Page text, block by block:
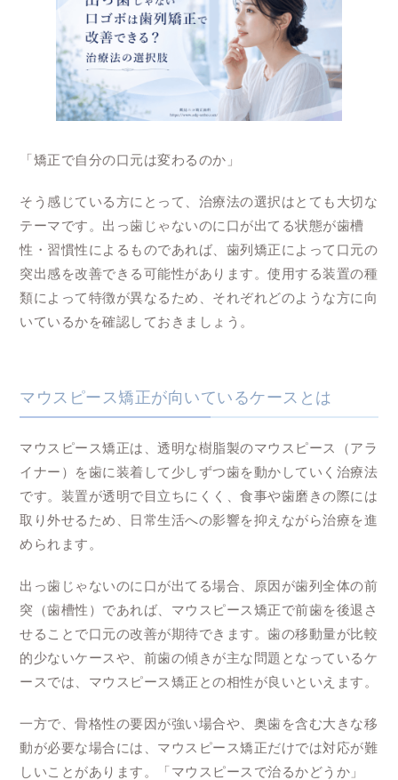
「矯正で自分の口元は変わるのか」
そう感じている方にとって、治療法の選択はとても大切な
テーマです。出っ歯じゃないのに口が出てる状態が歯槽
性・習慣性によるものであれば、歯列矯正によって口元の
突出感を改善できる可能性があります。使用する装置の種
類によって特徴が異なるため、それぞれどのような方に向
いているかを確認しておきましょう。
マウスピース矯正が向いているケースとは
マウスピース矯正は、透明な樹脂製のマウスピース（アラ
イナー）を歯に装着して少しずつ歯を動かしていく治療法
です。装置が透明で目立ちにくく、食事や歯磨きの際には
取り外せるため、日常生活への影響を抑えながら治療を進
められます。
出っ歯じゃないのに口が出てる場合、原因が歯列全体の前
突（歯槽性）であれば、マウスピース矯正で前歯を後退さ
せることで口元の改善が期待できます。歯の移動量が比較
的少ないケースや、前歯の傾きが主な問題となっているケ
ースでは、マウスピース矯正との相性が良いといえます。
一方で、骨格性の要因が強い場合や、奥歯を含む大きな移
動が必要な場合には、マウスピース矯正だけでは対応が難
しいことがあります。「マウスピースで治るかどうか」